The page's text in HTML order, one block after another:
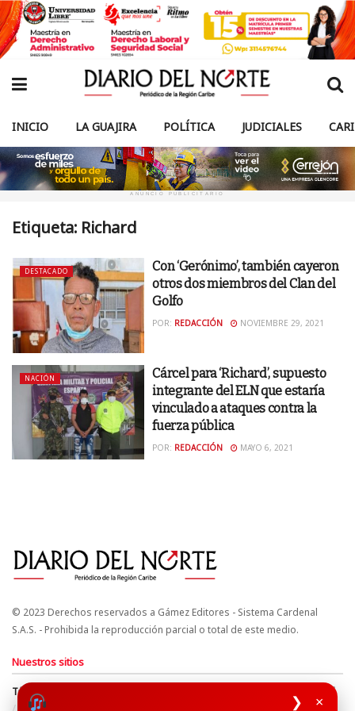
❯ ×
INICIO LA GUAJIRA POLÍTICA JUDICIALES
ANUNCIO PUBLICITARIO
Etiqueta: Richard
DESTACADO
Con ‘Gerónimo’, también cayeron
otros dos miembros del Clan del
Golfo
POR: REDACCIÓN NOVIEMBRE 29, 2021
NACIÓN
Cárcel para ‘Richard’, supuesto
integrante del ELN que estaría
vinculado a ataques contra la
fuerza pública
POR: REDACCIÓN MAYO 6, 2021
© 2023 Derechos reservados a Gámez Editores - Sistema Cardenal
S.A.S. - Prohibida la reproducción parcial o total de este medio.
Nuestros sitios
Términos y Condiciones
Derechos de Autor y Propiedad Intelectual